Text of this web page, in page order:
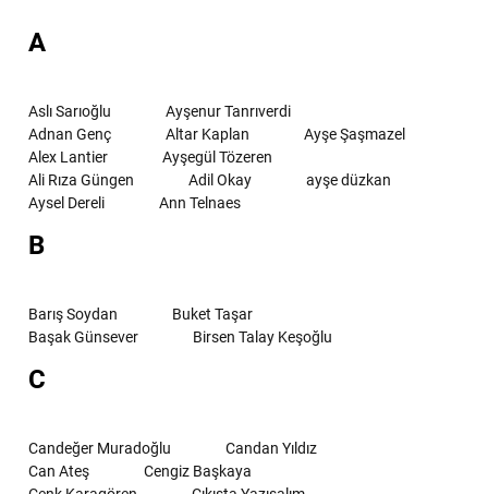
A
Aslı Sarıoğlu
Ayşenur Tanrıverdi
Adnan Genç
Altar Kaplan
Ayşe Şaşmazel
Alex Lantier
Ayşegül Tözeren
Ali Rıza Güngen
Adil Okay
ayşe düzkan
Aysel Dereli
Ann Telnaes
B
Barış Soydan
Buket Taşar
Başak Günsever
Birsen Talay Keşoğlu
C
Candeğer Muradoğlu
Candan Yıldız
Can Ateş
Cengiz Başkaya